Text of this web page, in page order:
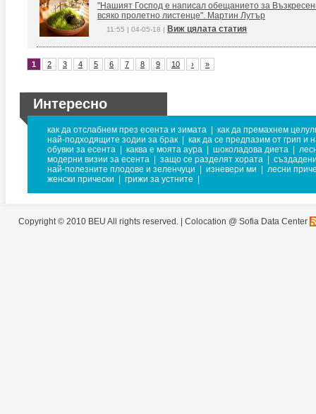
"Нашият Господ е написал обещанието за
всяко пролетно листенце". Мартин Лутър
11:55 | 04-05-18 | Виж цялата статия
1 2 3 4 5 6 7 8 9 10 › »
Интересно
как да отслабнем през есента и зимата
как да премахнем
най-подходящите зодии за брак
как да се предпазим от грип и
обувки за есента
каква е моята аура шоколадова диета
модерни визии за есента
защо се разделят хората
най-полезните плодове и зеленчуци
изневери ми
лесни
женски прически
грижи за устните
Copyright © 2010 BEU All rights reserved. | Colocation @ Sofia Data Center